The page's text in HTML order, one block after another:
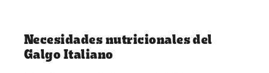
Necesidades nutricionales del
Galgo Italiano